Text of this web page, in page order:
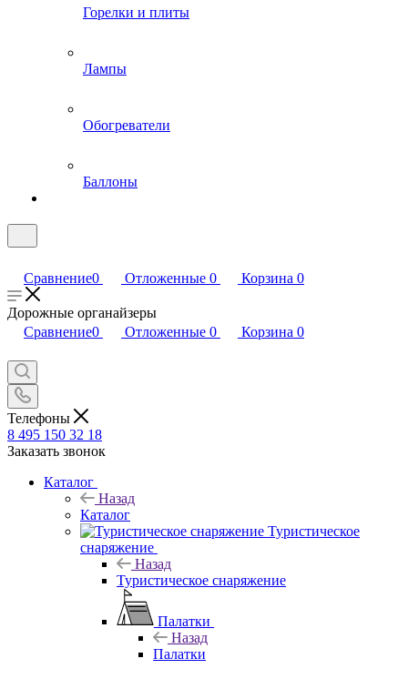
Горелки и плиты
Лампы
Обогреватели
Баллоны
Сравнение0 Отложенные 0 Корзина 0
Дорожные органайзеры
Сравнение0 Отложенные 0 Корзина 0
Телефоны
8 495 150 32 18
Заказать звонок
Каталог
Назад
Каталог
Туристическое
снаряжение
Назад
Туристическое снаряжение
Палатки
Назад
Палатки